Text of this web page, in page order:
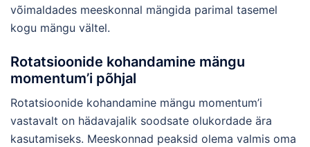
võimaldades meeskonnal mängida parimal tasemel
kogu mängu vältel.
Rotatsioonide kohandamine mängu
momentum’i põhjal
Rotatsioonide kohandamine mängu momentum’i
vastavalt on hädavajalik soodsate olukordade ära
kasutamiseks. Meeskonnad peaksid olema valmis oma